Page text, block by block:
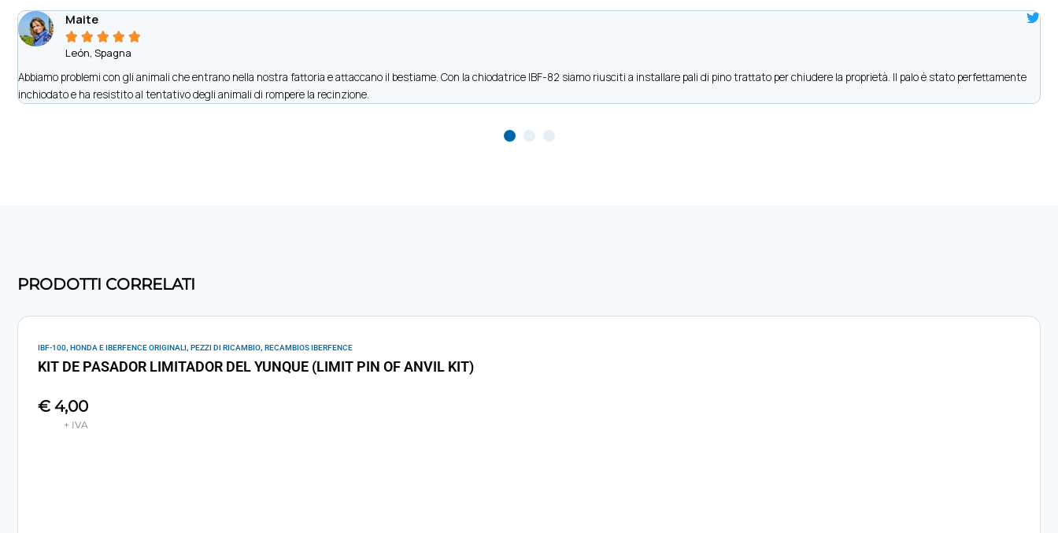
Maite
    
León, Spagna
Abbiamo problemi con gli animali che entrano nella nostra fattoria e attaccano il bestiame. Con la chiodatrice IBF-82 siamo riusciti a installare pali di pino trattato per chiudere la proprietà. Il palo è stato perfettamente
inchiodato e ha resistito al tentativo degli animali di rompere la recinzione.
PRODOTTI CORRELATI
IBF-100, HONDA E IBERFENCE ORIGINALI, PEZZI DI RICAMBIO, RECAMBIOS IBERFENCE
KIT DE PASADOR LIMITADOR DEL YUNQUE (LIMIT PIN OF ANVIL KIT)
€ 4,00